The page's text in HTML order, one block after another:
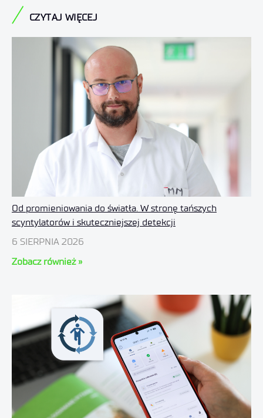
CZYTAJ WIĘCEJ
Od promieniowania do światła. W stronę tańszych
scyntylatorów i skuteczniejszej detekcji
6 SIERPNIA 2026
Zobacz również »